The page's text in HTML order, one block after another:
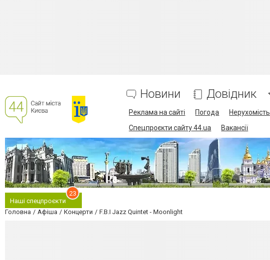
Новини Довідник
Реклама на сайті Погода Нерухомість
Спецпроєкти сайту 44.ua
Вакансії
Наші спецпроєкти
23
Головна Афіша Концерти F.B.I Jazz Quintet - Moonlight